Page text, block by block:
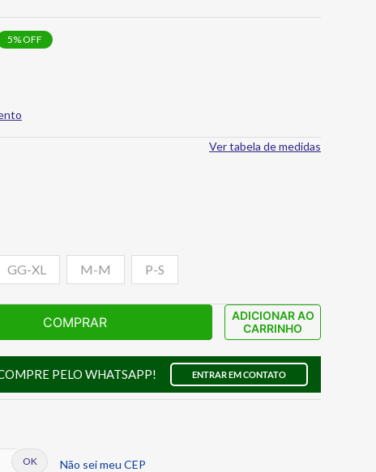
5% OFF
GG-XL M-M P-S
Ver tabela de medidas
COMPRAR
ADICIONAR AO
CARRINHO
PELO WHATSAPP! ENTRAR EM CONTATO
Não sei meu CEP